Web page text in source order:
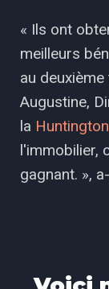
« Ils ont
meilleurs
au
Augustine,
la
l'immobilier,
gagnant. »,